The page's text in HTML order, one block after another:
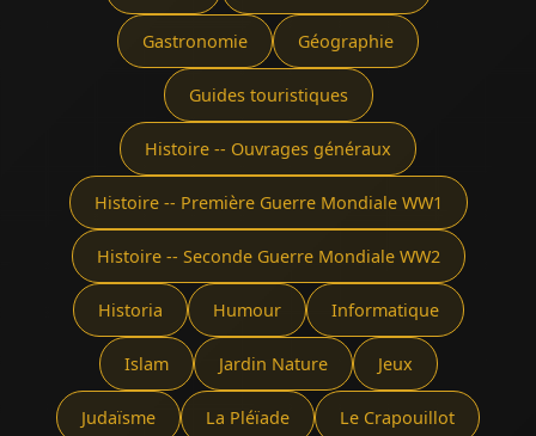
Gastronomie Géographie
Guides touristiques
Histoire -- Ouvrages généraux
Histoire -- Première Guerre Mondiale WW1
Histoire -- Seconde Guerre Mondiale WW2
Historia Humour Informatique
Islam Jardin Nature Jeux
Judaïsme La Pléïade Le Crapouillot